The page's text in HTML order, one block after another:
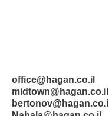
office@hagan.co.il
midtown@hagan.co.il
bertonov@hagan.co.il